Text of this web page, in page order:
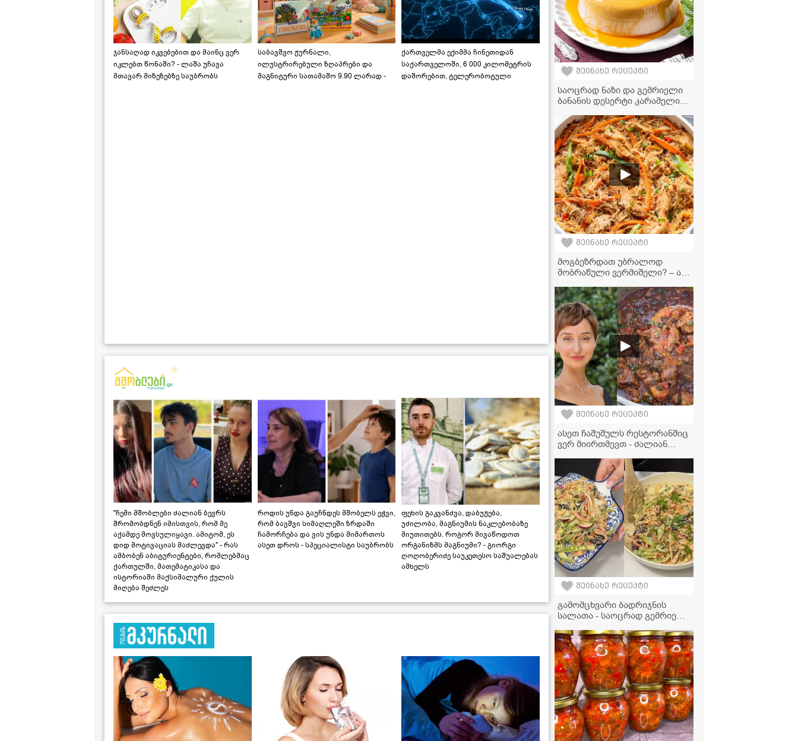
ჯანსაღად იკვებებით და მაინც ვერ
იკლებთ წონაში? - ლაშა უჩავა
მთავარ მიზეზებზე საუბრობს
საბავშვო ჟურნალი,
ილუსტრირებული ზღაპრები და
მაგნიტური სათამაშო 9.90 ლარად -
ქართველმა ექიმმა ჩინეთიდან
საქართველოში, 6 000 კილომეტრის
დაშორებით, ტელერობოტული
"ჩემი მშობლები ძალიან ბევრს
შრომობდნენ იმისთვის, რომ მე
აქამდე მოვსულიყავი. ამიტომ, ეს
დიდ მოტივაციას მაძლევდა" - რას
ამბობენ აბიტურიენტები, რომლებმაც
ქართულში, მათემატიკასა და
ისტორიაში მაქსიმალური ქულის
მიღება შეძლეს
როდის უნდა გაუჩნდეს მშობელს ეჭვი,
რომ ბავშვი სიმაღლეში ზრდაში
ჩამორჩება და ვის უნდა მიმართოს
ასეთ დროს - სპეციალისტი საუბრობს
ფეხის გაკვანძვა, დაბუჟება,
უძილობა, მაგნიუმის ნაკლებობაზე
მიუთითებს. როგორ მივაწოდოთ
ორგანიზმს მაგნიუმი? - გიორგი
ღოღობერიძე საუკეთესო საშუალებას
ამხელს
შეინახე რეცეპტი
საოცრად ნაზი და გემრიელი
ბანანის დესერტი კარამელით,
შეინახე რეცეპტი
მოგბეზრდათ უბრალოდ
მობრაწული ვერმიშელი? – აი,
რომელიც კერძს დაუვიწყარს
გახდის!
შეინახე რეცეპტი
ასეთ ჩაშუშულს რესტორანშიც
ვერ მიირთმევთ - ძალიან
რეცეპტი, რომელიც ყველამ
უნდა იცოდეს!
შეინახე რეცეპტი
გამომცხვარი ბადრიჯნის
სალათა - საოცრად გემრიელი